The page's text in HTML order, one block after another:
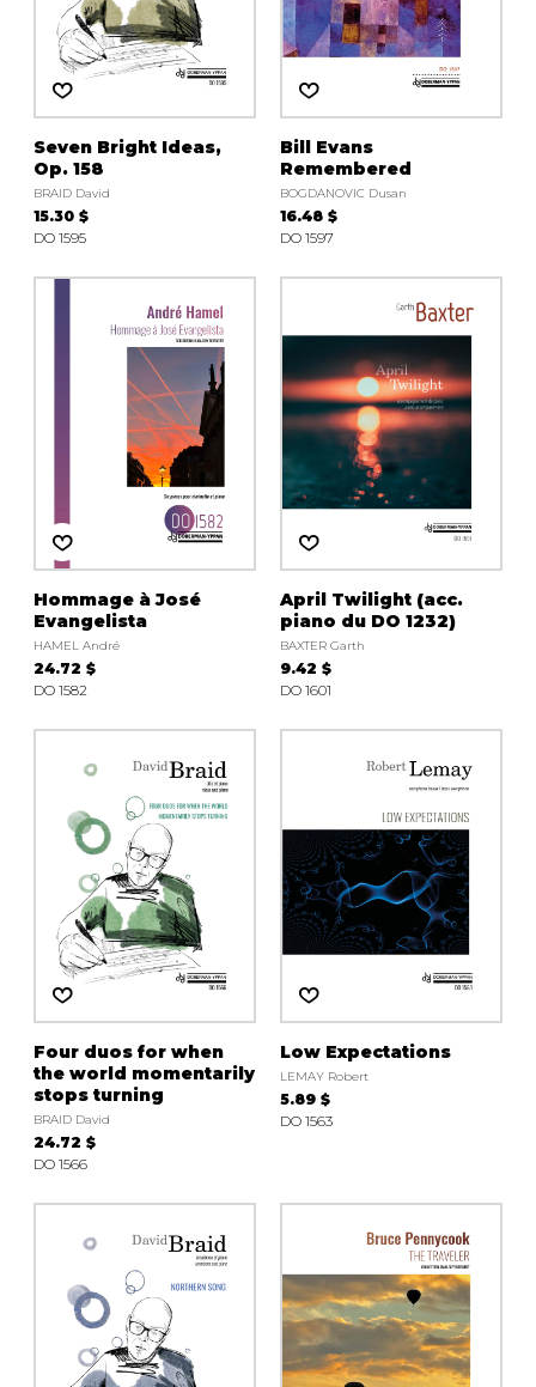
Seven Bright Ideas,
Op. 158
BRAID David
15.30 $
DO 1595
Bill Evans
Remembered
BOGDANOVIC Dusan
16.48 $
DO 1597
Hommage à José
Evangelista
HAMEL André
24.72 $
DO 1582
April Twilight (acc.
piano du DO 1232)
BAXTER Garth
9.42 $
DO 1601
Four duos for when
the world momentarily
stops turning
BRAID David
24.72 $
DO 1566
Low Expectations
LEMAY Robert
5.89 $
DO 1563